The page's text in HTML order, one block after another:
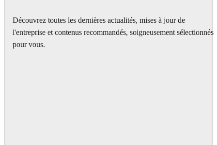
Découvrez toutes les dernières actualités, mises à jour de
l'entreprise et contenus recommandés, soigneusement sélectionnés
pour vous.